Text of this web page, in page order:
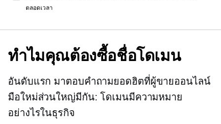
ตลอดเวลา
ทำไมคุณต้องซื้อชื่อโดเมน
อันดับแรก มาตอบคำถามยอดฮิตที่ผู้ขายออนไลน์
มือใหม่ส่วนใหญ่มีกัน: โดเมนมีความหมาย
อย่างไรในธุรกิจ